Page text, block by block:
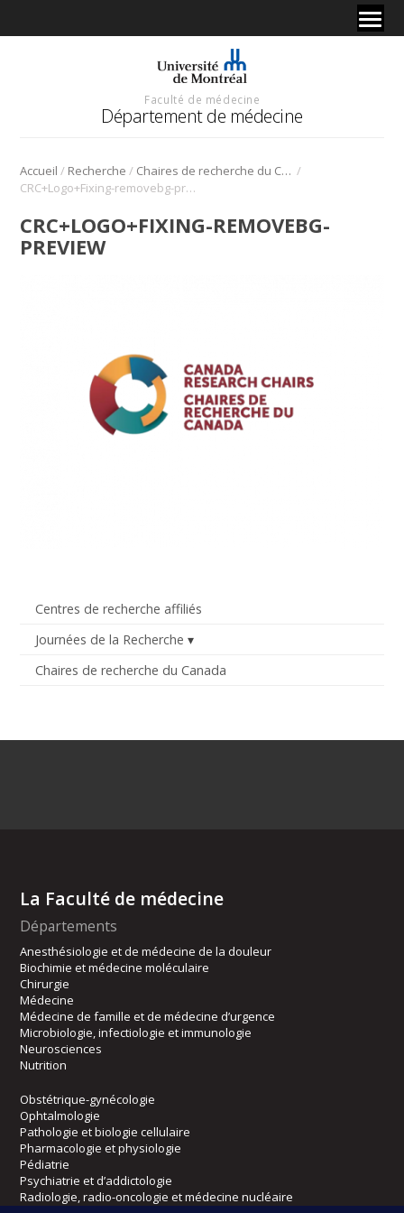
Faculté de médecine
Département de médecine
Accueil / Recherche / Chaires de recherche du Canada /
CRC+Logo+Fixing-removebg-preview
Centres de recherche affiliés
Journées de la Recherche
Chaires de recherche du Canada
CRC+LOGO+FIXING-REMOVEBG-
PREVIEW
La Faculté de médecine
Départements
Anesthésiologie et de médecine de la douleur
Biochimie et médecine moléculaire
Chirurgie
Médecine
Médecine de famille et de médecine d’urgence
Microbiologie, infectiologie et immunologie
Neurosciences
Nutrition
Obstétrique-gynécologie
Ophtalmologie
Pathologie et biologie cellulaire
Pharmacologie et physiologie
Pédiatrie
Psychiatrie et d’addictologie
Radiologie, radio-oncologie et médecine nucléaire